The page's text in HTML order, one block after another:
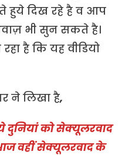
हुये दिख रहे है व आप
भी सुन सकते है।
है कि यह वीडियो
ने लिखा है,
ये दुनियां को सेक्यूलरवाद
आज वहीं सेक्यूलरवाद के